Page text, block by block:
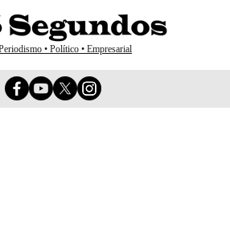
• Político • Empresarial